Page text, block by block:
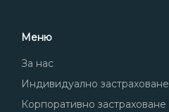
Меню
За нас
Индивидуално застраховане
Корпоративно застраховане